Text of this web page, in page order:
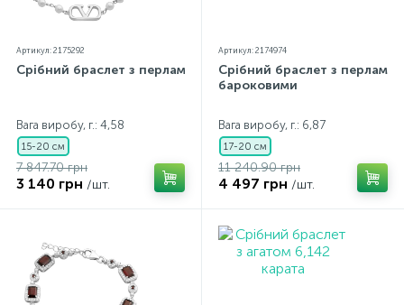
Артикул: 2175292
Срібний браслет з перлами
Вага виробу, г.: 4,58
15-20 см
7 847.70 грн
3 140 грн /шт.
Артикул: 2174974
Срібний браслет з перлами
бароковими
Вага виробу, г.: 6,87
17-20 см
11 240.90 грн
4 497 грн /шт.